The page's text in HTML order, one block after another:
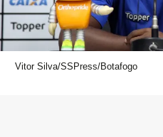
Vitor Silva/SSPress/Botafogo